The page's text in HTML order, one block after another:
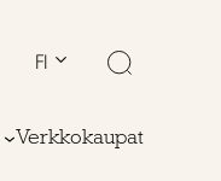
FI
Verkkokaupat